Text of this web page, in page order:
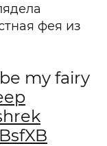
фея из
my fairy